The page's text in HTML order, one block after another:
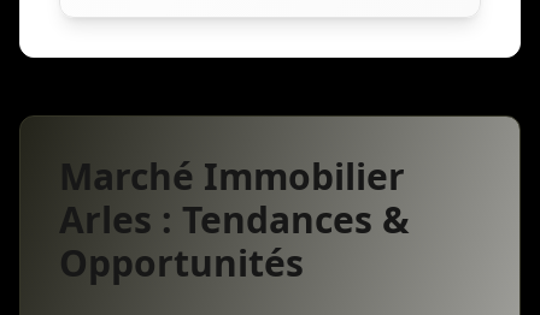
Marché Immobilier
Arles : Tendances &
Opportunités